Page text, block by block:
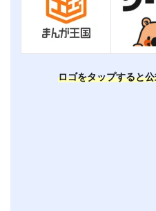
ロゴをタップすると